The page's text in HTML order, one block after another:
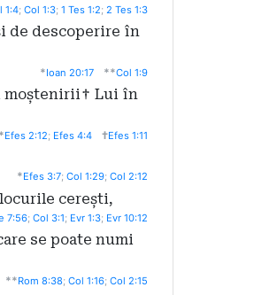
1:4; Col 1:3; 1 Tes 1:2; 2 Tes 1:3
de descoperire în
*Ioan 20:17 **Col 1:9
moștenirii† Lui în
Efes 2:12; Efes 4:4 †Efes 1:11
*Efes 3:7; Col 1:29; Col 2:12
locurile cerești,
7:56; Col 3:1; Evr 1:3; Evr 10:12
se poate numi
**Rom 8:38; Col 1:16; Col 2:15